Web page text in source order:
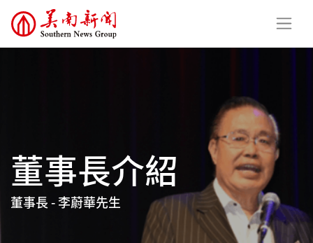
董事長介紹
董事長 - 李蔚華先生